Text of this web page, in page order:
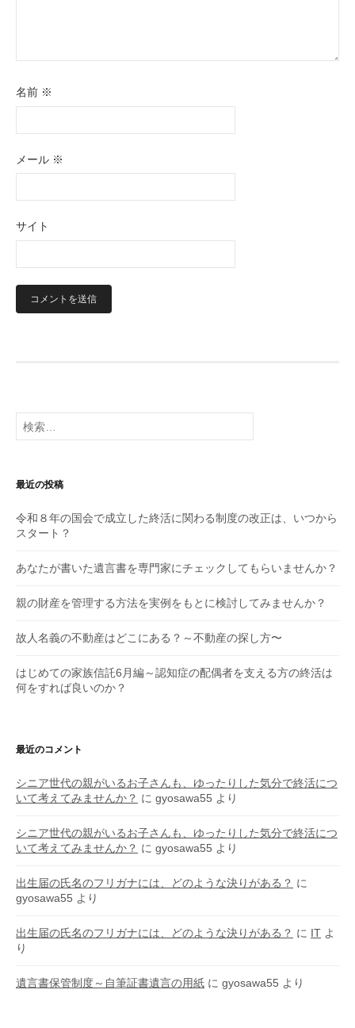
名前 ※
メール ※
サイト
検
索:
最近の投稿
令和８年の国会で成立した終活に関わる制度の改正は、いつから
スタート？
あなたが書いた遺言書を専門家にチェックしてもらいませんか？
親の財産を管理する方法を実例をもとに検討してみませんか？
故人名義の不動産はどこにある？～不動産の探し方〜
はじめての家族信託6月編～認知症の配偶者を支える方の終活は
何をすれば良いのか？
最近のコメント
シニア世代の親がいるお子さんも、ゆったりした気分で終活につ
いて考えてみませんか？ に gyosawa55 より
シニア世代の親がいるお子さんも、ゆったりした気分で終活につ
いて考えてみませんか？ に gyosawa55 より
出生届の氏名のフリガナには、どのような決りがある？ に
gyosawa55 より
出生届の氏名のフリガナには、どのような決りがある？ に IT よ
り
遺言書保管制度～自筆証書遺言の用紙 に gyosawa55 より